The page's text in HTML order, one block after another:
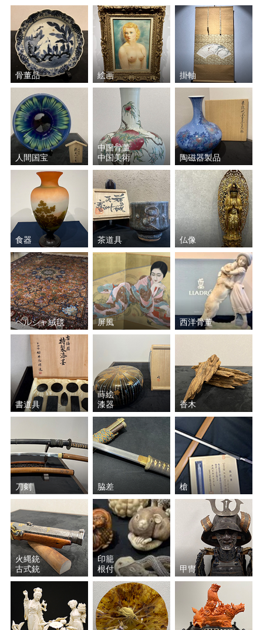
骨董品 絵画 掛軸
人間国宝
中国骨董
中国美術
陶磁器製品
食器 茶道具 仏像
ペルシャ絨毯 屏風 西洋骨董
書道具
蒔絵
漆器
香木
刀剣 脇差 槍
火縄銃
古式銃
印籠
根付
甲冑